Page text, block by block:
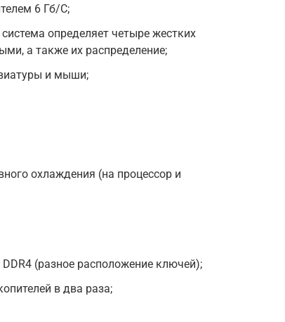
6 Гб/С;
определяет четыре жестких
а также их распределение;
и мыши;
охлаждения (на процессор и
(разное расположение ключей);
в два раза;